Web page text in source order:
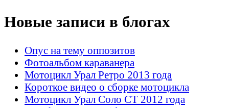
Новые записи в блогах
Опус на тему оппозитов
Фотоальбом караванера
Мотоцикл Урал Ретро 2013 года
Короткое видео о сборке мотоцикла
Мотоцикл Урал Соло СТ 2012 года